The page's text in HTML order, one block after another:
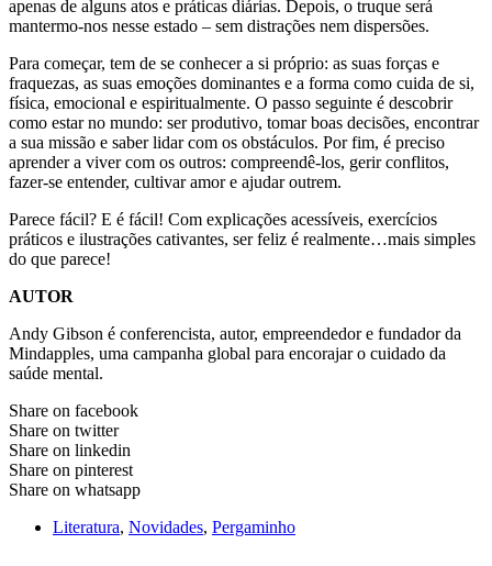
apenas de alguns atos e práticas diárias. Depois, o truque será
mantermo-nos nesse estado – sem distrações nem dispersões.
Para começar, tem de se conhecer a si próprio: as suas forças e
fraquezas, as suas emoções dominantes e a forma como cuida de si,
física, emocional e espiritualmente. O passo seguinte é descobrir
como estar no mundo: ser produtivo, tomar boas decisões, encontrar
a sua missão e saber lidar com os obstáculos. Por fim, é preciso
aprender a viver com os outros: compreendê-los, gerir conflitos,
fazer-se entender, cultivar amor e ajudar outrem.
Parece fácil? E é fácil! Com explicações acessíveis, exercícios
práticos e ilustrações cativantes, ser feliz é realmente…mais simples
do que parece!
AUTOR
Andy Gibson é conferencista, autor, empreendedor e fundador da
Mindapples, uma campanha global para encorajar o cuidado da
saúde mental.
Share on facebook
Share on twitter
Share on linkedin
Share on pinterest
Share on whatsapp
Literatura, Novidades, Pergaminho